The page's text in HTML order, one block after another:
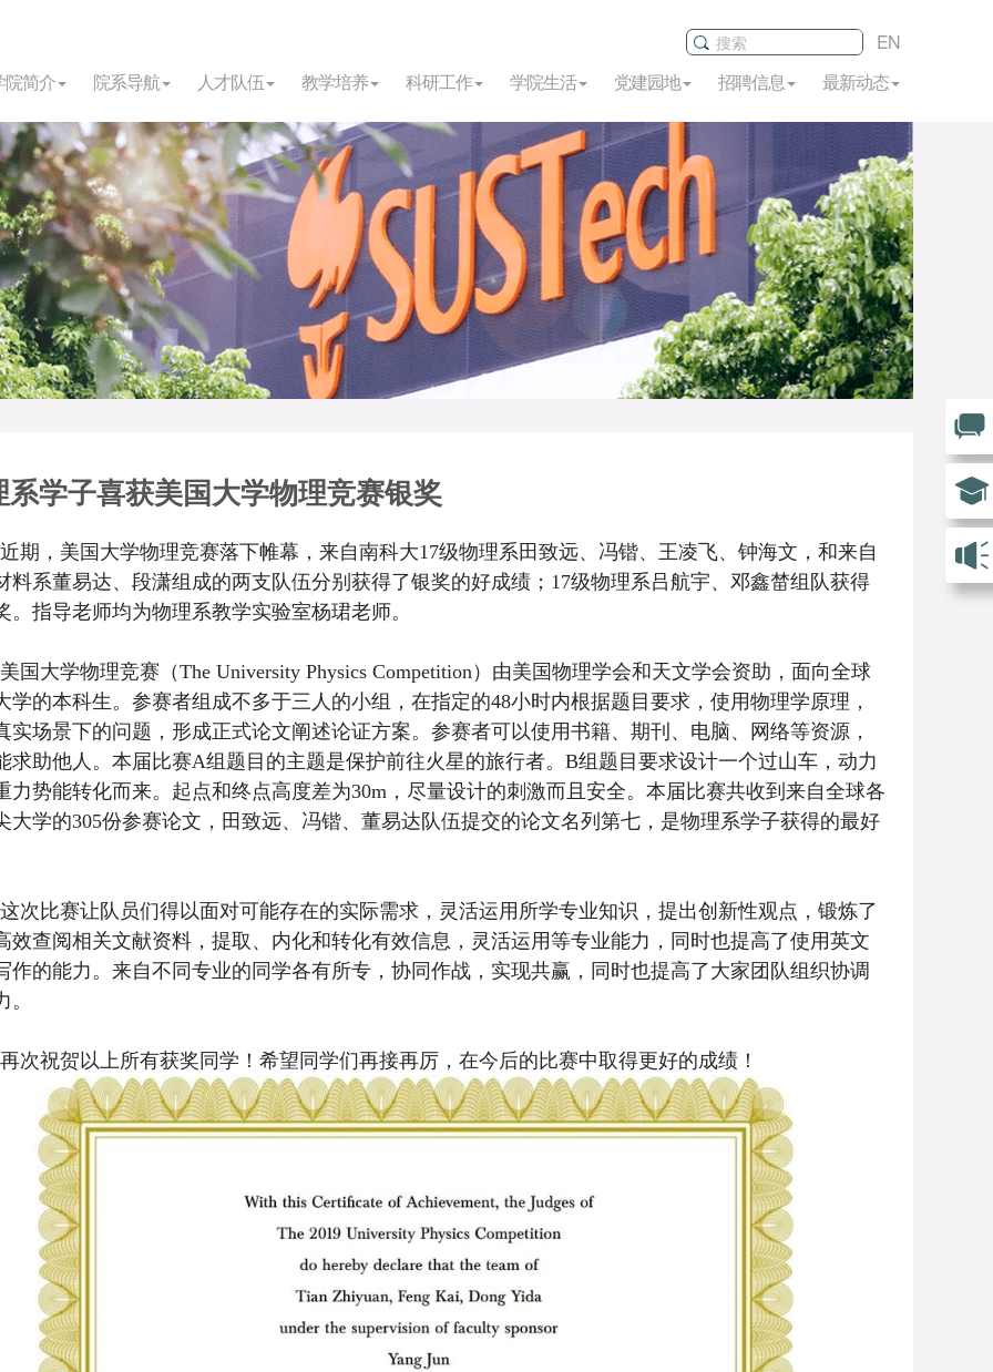
EN
院简介
院系导航 人才队伍 教学培养 科研工作 学院生活 党建园地 招聘信息 最新动态
系学子喜获美国大学物理竞赛银奖
近期，美国大学物理竞赛落下帷幕，来自南科大17级物理系田致远、冯锴、王凌飞、钟海文，和来自
料系董易达、段潇组成的两支队伍分别获得了银奖的好成绩；17级物理系吕航宇、邓鑫榃组队获得
。指导老师均为物理系教学实验室杨珺老师。
美国大学物理竞赛（The University Physics Competition）由美国物理学会和天文学会资助，面向全球
学的本科生。参赛者组成不多于三人的小组，在指定的48小时内根据题目要求，使用物理学原理，
实场景下的问题，形成正式论文阐述论证方案。参赛者可以使用书籍、期刊、电脑、网络等资源，
求助他人。本届比赛A组题目的主题是保护前往火星的旅行者。B组题目要求设计一个过山车，动力
力势能转化而来。起点和终点高度差为30m，尽量设计的刺激而且安全。本届比赛共收到来自全球各
大学的305份参赛论文，田致远、冯锴、董易达队伍提交的论文名列第七，是物理系学子获得的最好
这次比赛让队员们得以面对可能存在的实际需求，灵活运用所学专业知识，提出创新性观点，锻炼了
效查阅相关文献资料，提取、内化和转化有效信息，灵活运用等专业能力，同时也提高了使用英文
作的能力。来自不同专业的同学各有所专，协同作战，实现共赢，同时也提高了大家团队组织协调
再次祝贺以上所有获奖同学！希望同学们再接再厉，在今后的比赛中取得更好的成绩！